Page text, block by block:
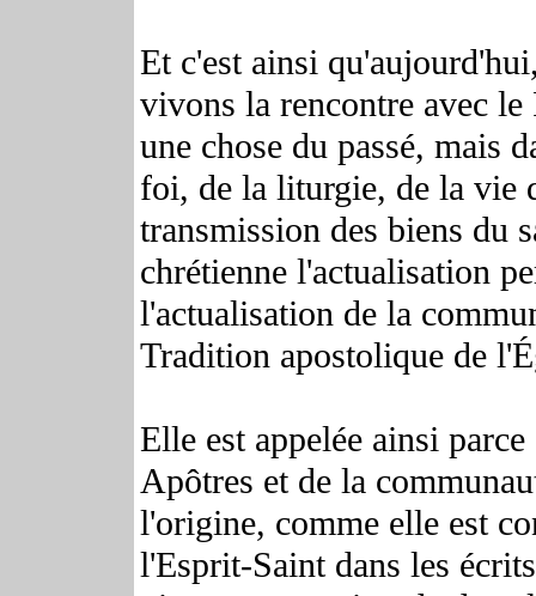
Et c'est ainsi
vivons la rencontre avec le
une chose du passé, mais
foi, de la liturgie, de la vie
transmission des biens du
chrétienne l'actualisation
l'actualisation de la
Tradition apostolique de
Elle est appelée ainsi
Apôtres et de la
l'origine, comme elle est
l'Esprit-Saint dans les